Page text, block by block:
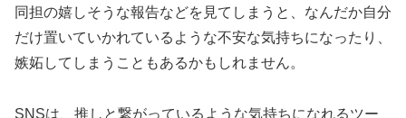
同担の嬉しそうな報告などを見てしまうと、なんだか自分
だけ置いていかれているような不安な気持ちになったり、
嫉妬してしまうこともあるかもしれません。
SNSは、推しと繋がっているような気持ちになれるツー